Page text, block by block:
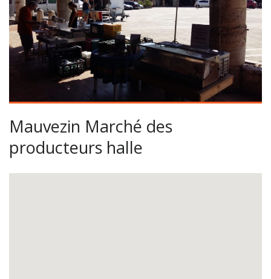
Mauvezin Marché des
producteurs halle